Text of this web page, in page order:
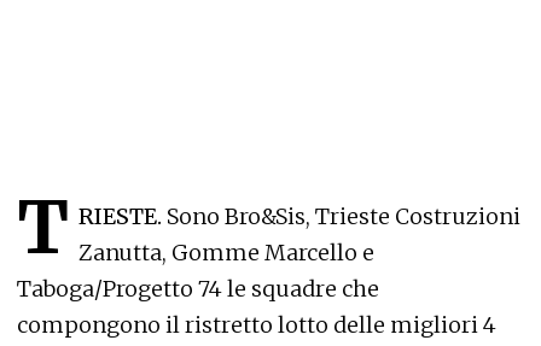
T RIESTE. Sono Bro&Sis, Trieste Costruzioni
Zanutta, Gomme Marcello e
Taboga/Progetto 74 le squadre che
compongono il ristretto lotto delle migliori 4